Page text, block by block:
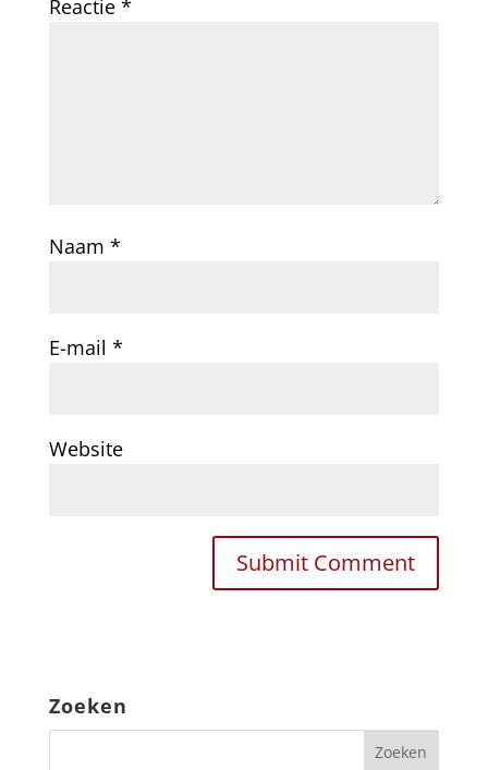
Reactie *
Naam *
E-mail *
Website
Zoeken